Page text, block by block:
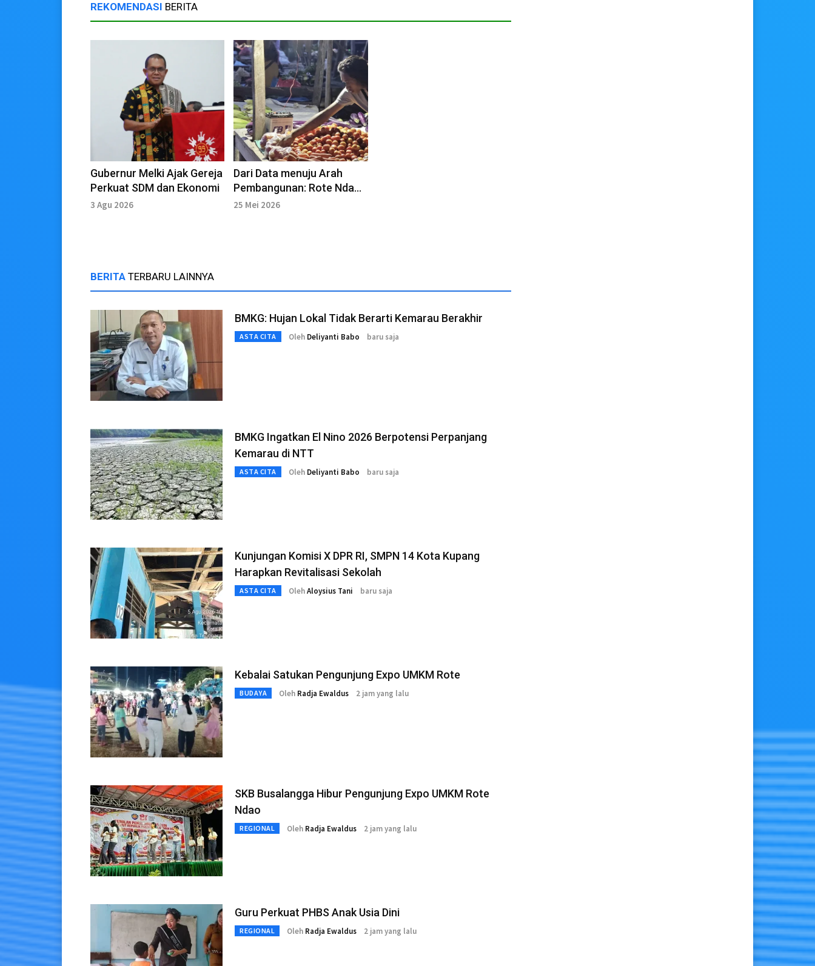
REKOMENDASI BERITA
Gubernur Melki Ajak Gereja
Perkuat SDM dan Ekonomi
3 Agu 2026
Dari Data menuju Arah
Pembangunan: Rote Ndao
Sambut Sensus Ekonomi
25 Mei 2026
BERITA TERBARU LAINNYA
BMKG: Hujan Lokal Tidak Berarti Kemarau Berakhir
ASTA CITA Oleh Deliyanti Babo baru saja
BMKG Ingatkan El Nino 2026 Berpotensi Perpanjang
Kemarau di NTT
ASTA CITA Oleh Deliyanti Babo baru saja
Kunjungan Komisi X DPR RI, SMPN 14 Kota Kupang
Harapkan Revitalisasi Sekolah
ASTA CITA OlehAloysius Tani baru saja
Kebalai Satukan Pengunjung Expo UMKM Rote
BUDAYA Oleh Radja Ewaldus 2 jam yang lalu
SKB Busalangga Hibur Pengunjung Expo UMKM Rote
Ndao
REGIONAL Oleh Radja Ewaldus 2 jam yang lalu
Guru Perkuat PHBS Anak Usia Dini
REGIONAL Oleh Radja Ewaldus 2 jam yang lalu